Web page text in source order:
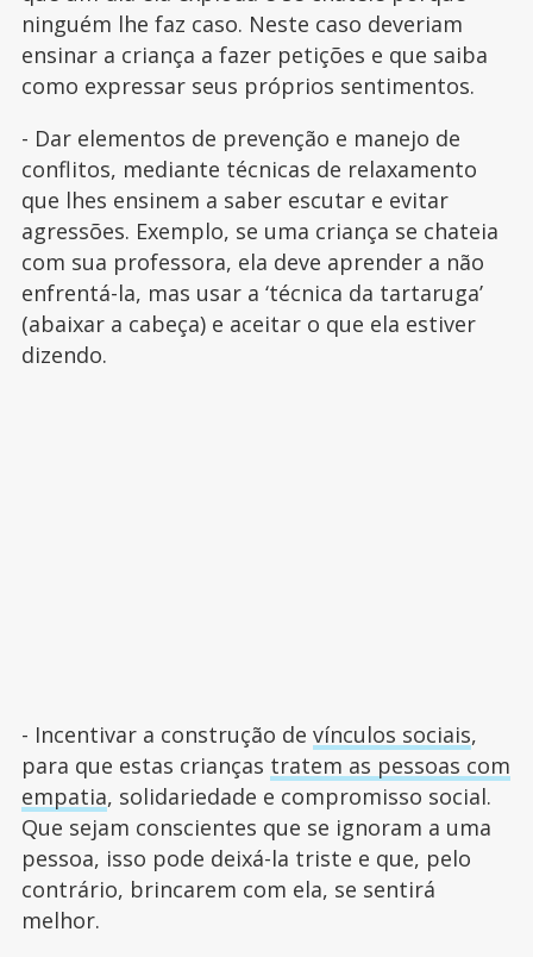
ninguém lhe faz caso. Neste caso deveriam
ensinar a criança a fazer petições e que saiba
como expressar seus próprios sentimentos.
- Dar elementos de prevenção e manejo de
conflitos, mediante técnicas de relaxamento
que lhes ensinem a saber escutar e evitar
agressões. Exemplo, se uma criança se chateia
com sua professora, ela deve aprender a não
enfrentá-la, mas usar a ‘técnica da tartaruga’
(abaixar a cabeça) e aceitar o que ela estiver
dizendo.
- Incentivar a construção de vínculos sociais,
para que estas crianças tratem as pessoas com
empatia, solidariedade e compromisso social.
Que sejam conscientes que se ignoram a uma
pessoa, isso pode deixá-la triste e que, pelo
contrário, brincarem com ela, se sentirá
melhor.